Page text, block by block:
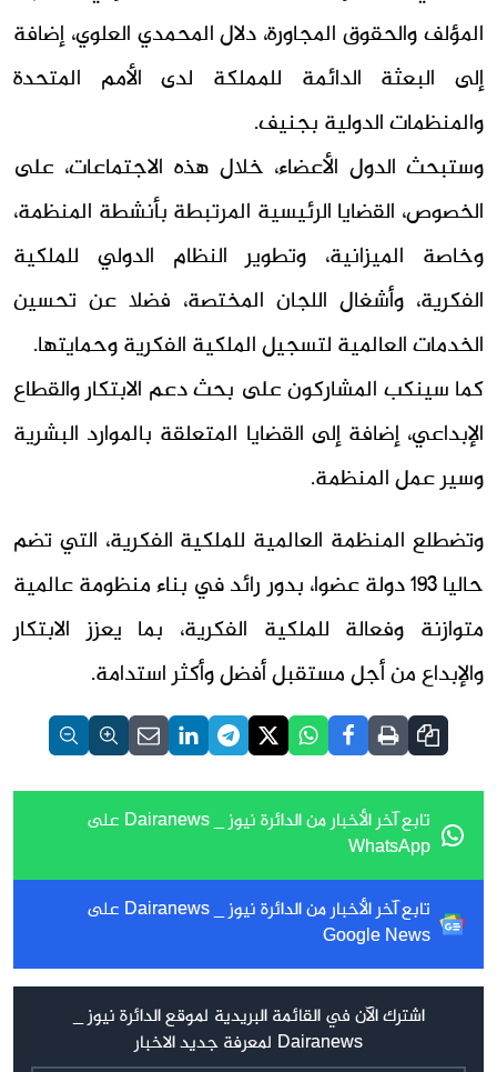
المؤلف والحقوق المجاورة، دلال المحمدي العلوي، إضافة
إلى البعثة الدائمة للمملكة لدى الأمم المتحدة
والمنظمات الدولية بجنيف.
وستبحث الدول الأعضاء، خلال هذه الاجتماعات، على
الخصوص، القضايا الرئيسية المرتبطة بأنشطة المنظمة،
وخاصة الميزانية، وتطوير النظام الدولي للملكية
الفكرية، وأشغال اللجان المختصة، فضلا عن تحسين
الخدمات العالمية لتسجيل الملكية الفكرية وحمايتها.
كما سينكب المشاركون على بحث دعم الابتكار والقطاع
الإبداعي، إضافة إلى القضايا المتعلقة بالموارد البشرية
وسير عمل المنظمة.
وتضطلع المنظمة العالمية للملكية الفكرية، التي تضم
حاليا 193 دولة عضوا، بدور رائد في بناء منظومة عالمية
متوازنة وفعالة للملكية الفكرية، بما يعزز الابتكار
والإبداع من أجل مستقبل أفضل وأكثر استدامة.
تابع آخر الأخبار من الدائرة نيوز _ Dairanews على
WhatsApp
تابع آخر الأخبار من الدائرة نيوز _ Dairanews على
Google News
اشترك الآن في القائمة البريدية لموقع الدائرة نيوز _
Dairanews لمعرفة جديد الاخبار